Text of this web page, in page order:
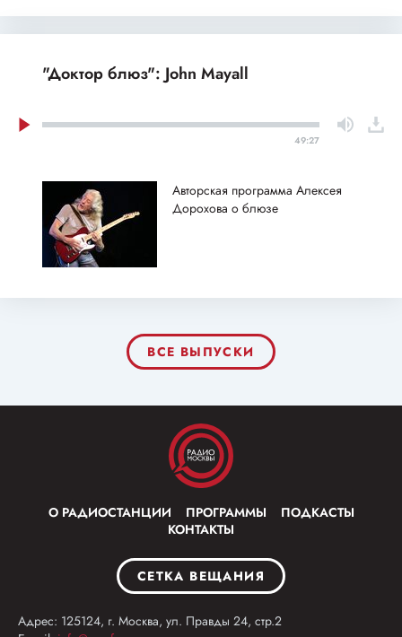
"Доктор блюз": John Mayall
49:27
Авторская программа Алексея
Дорохова о блюзе
ВСЕ ВЫПУСКИ
О РАДИОСТАНЦИИ ПРОГРАММЫ
ПОДКАСТЫ
КОНТАКТЫ
СЕТКА ВЕЩАНИЯ
Адрес: 125124, г. Москва, ул. Правды 24, стр.2